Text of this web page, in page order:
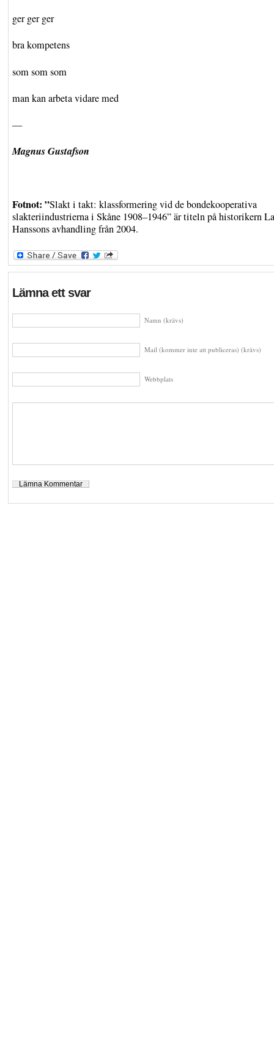
ger ger ger
bra kompetens
som som som
man kan arbeta vidare med
—
Magnus Gustafson
Fotnot: ”Slakt i takt: klassformering vid de bondekooperativa
slakteriindustrierna i Skåne 1908–1946” är titeln på historikern
Hanssons avhandling från 2004.
Lämna ett svar
Namn (krävs)
Mail (kommer inte att publiceras) (krävs)
Webbplats